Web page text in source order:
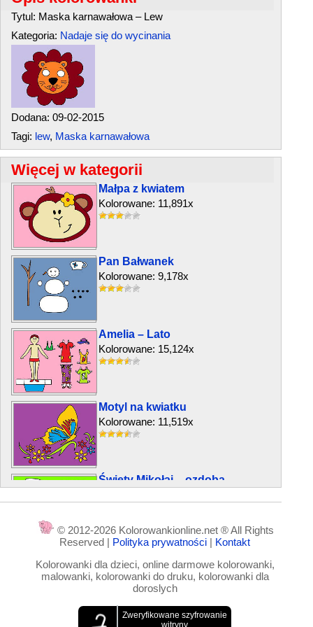
Tytul: Maska karnawałowa – Lew
Kategoria: Nadaje się do wycinania
Dodana: 09-02-2015
Tagi: lew, Maska karnawałowa
Więcej w kategorii
Małpa z kwiatem
Kolorowane: 11,891x
Pan Bałwanek
Kolorowane: 9,178x
Amelia – Lato
Kolorowane: 15,124x
Motyl na kwiatku
Kolorowane: 11,519x
Święty Mikołaj – ozdoba
Kolorowane: 10,332x
© 2012-2026 Kolorowankionline.net ® All Rights
Reserved | Polityka prywatności | Kontakt
Kolorowanki dla dzieci, online darmowe kolorowanki,
malowanki, kolorowanki do druku, kolorowanki dla
doroslych